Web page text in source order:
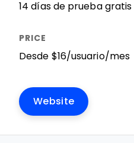
14 días de prueba gratis
Desde $16/usuario/mes
Website